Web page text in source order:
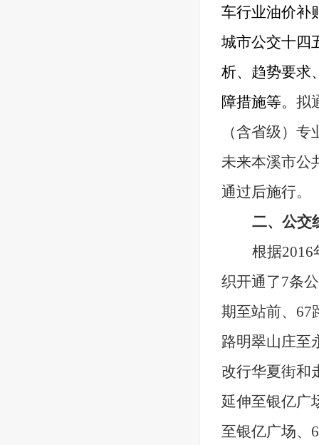
车行业油价补
城市公交十四
析、趋势要求
障措施等。 拟
（含省级）
未来本溪市公
通过后施行。
二、公交
根据2016
织开通了7条
期至站前、67
路明翠山庄至
改行华夏街和
延伸至银亿广
至银亿广场、